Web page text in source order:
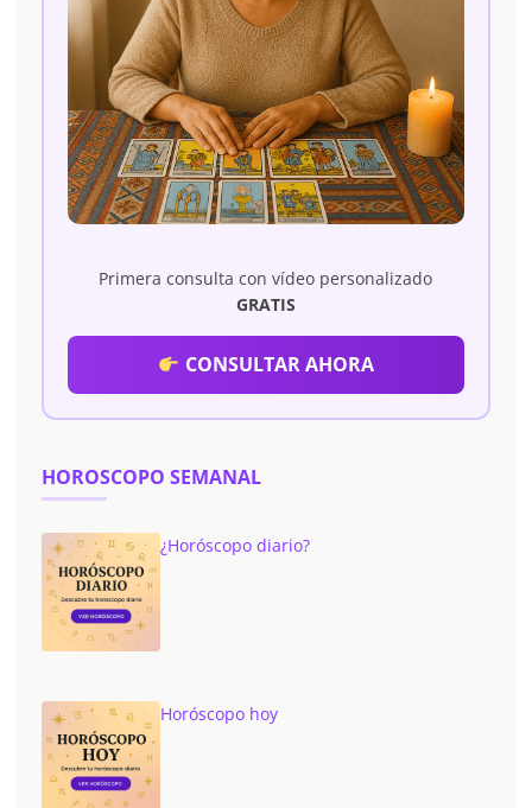
Primera consulta con vídeo personalizado
GRATIS
CONSULTAR AHORA
HOROSCOPO SEMANAL
¿Horóscopo diario?
Horóscopo hoy